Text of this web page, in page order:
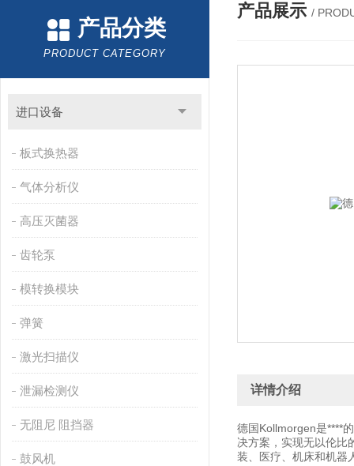
产品分类
PRODUCT CATEGORY
进口设备
板式换热器
气体分析仪
高压灭菌器
齿轮泵
模转换模块
弹簧
激光扫描仪
泄漏检测仪
无阻尼 阻挡器
鼓风机
产品展示 /
详情介绍
德国Kollmorgen是****
决方案，实现无以伦比
装、医疗、机床和机器